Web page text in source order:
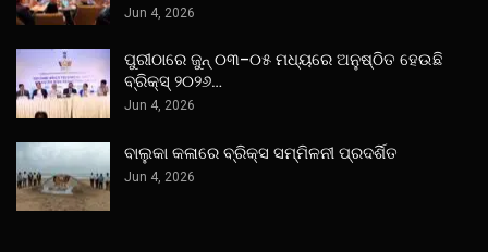
Jun 4, 2026
ପୁରୀଠାରେ ଜୁନ୍ ୦୩–୦୫ ମଧ୍ୟରେ ଅନୁଷ୍ଠିତ ହେଉଛି
ବ୍ରିକ୍ସ୍ ୨୦୨୬…
Jun 4, 2026
ବାଲୁକା କଳାରେ ବ୍ରିକ୍ସ ସମ୍ମିଳନୀ ପ୍ରଦର୍ଶିତ
Jun 4, 2026